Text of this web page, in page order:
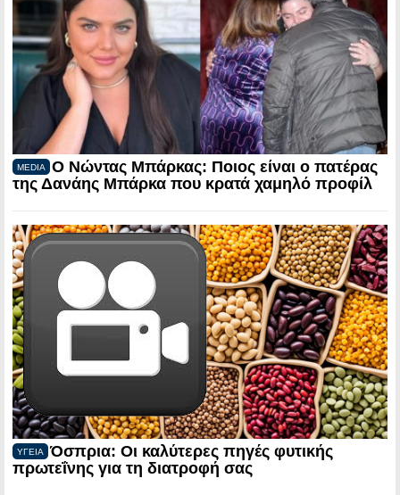
MEDIA
Ο Νώντας Μπάρκας: Ποιος είναι ο πατέρας
της Δανάης Μπάρκα που κρατά χαμηλό προφίλ
ΥΓΕΙΑ
Όσπρια: Οι καλύτερες πηγές φυτικής
πρωτεΐνης για τη διατροφή σας